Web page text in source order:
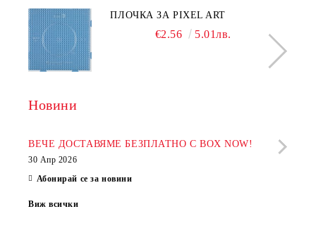
ПЛОЧКА ЗА PIXEL ART
€2.56 5.01лв.
Новини
ВЕЧЕ ДОСТАВЯМЕ БЕЗПЛАТНО С BOX NOW!
30 Апр 2026
Абонирай се за новини
Виж всички